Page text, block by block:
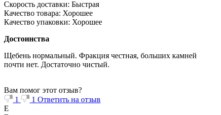
Скорость доставки: Быстрая
Качество товара: Хорошее
Качество упаковки: Хорошее
Достоинства
Щебень нормальный. Фракция честная, больших камней
почти нет. Достаточно чистый.
Вам помог этот отзыв?
1
1 Ответить на отзыв
Е